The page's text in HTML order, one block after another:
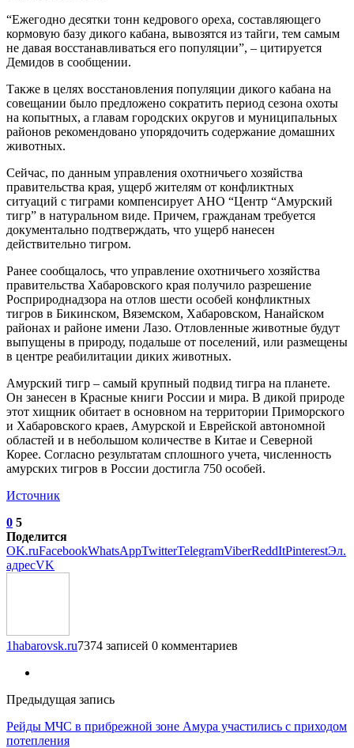
“Ежегодно десятки тонн кедрового ореха, составляющего
кормовую базу дикого кабана, вывозятся из тайги, тем самым
не давая восстанавливаться его популяции”, – цитируется
Демидов в сообщении.
Также в целях восстановления популяции дикого кабана на
совещании было предложено сократить период сезона охоты
на копытных, а главам городских округов и муниципальных
районов рекомендовано упорядочить содержание домашних
животных.
Сейчас, по данным управления охотничьего хозяйства
правительства края, ущерб жителям от конфликтных
ситуаций с тиграми компенсирует АНО “Центр “Амурский
тигр” в натуральном виде. Причем, гражданам требуется
документально подтверждать, что ущерб нанесен
действительно тигром.
Ранее сообщалось, что управление охотничьего хозяйства
правительства Хабаровского края получило разрешение
Росприроднадзора на отлов шести особей конфликтных
тигров в Бикинском, Вяземском, Хабаровском, Нанайском
районах и районе имени Лазо. Отловленные животные будут
выпущены в природу, подальше от поселений, или размещены
в центре реабилитации диких животных.
Амурский тигр – самый крупный подвид тигра на планете.
Он занесен в Красные книги России и мира. В дикой природе
этот хищник обитает в основном на территории Приморского
и Хабаровского краев, Амурской и Еврейской автономной
областей и в небольшом количестве в Китае и Северной
Корее. Согласно результатам сплошного учета, численность
амурских тигров в России достигла 750 особей.
Источник
0 5
Поделится
OK.ruFacebookWhatsAppTwitterTelegramViberReddItPinterestЭл.
адресVK
1habarovsk.ru7374 записей 0 комментариев
Предыдущая запись
Рейды МЧС в прибрежной зоне Амура участились с приходом
потепления